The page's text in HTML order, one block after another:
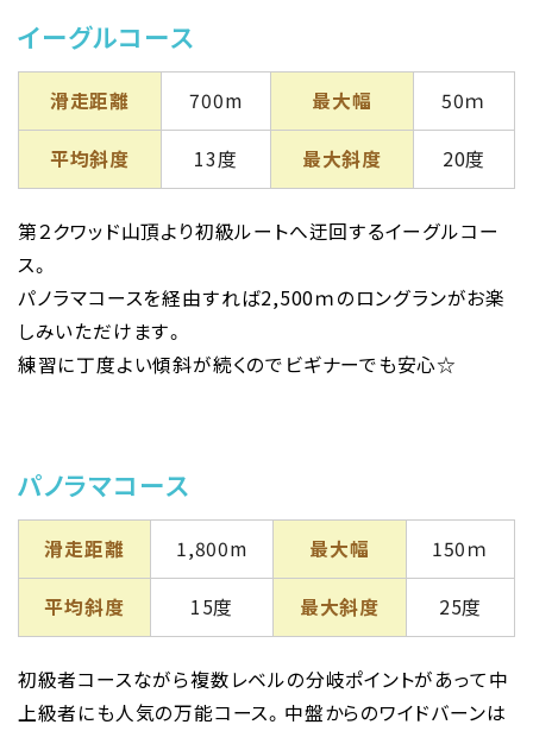
イーグルコース
滑走距離 700m 最大幅 50ｍ
平均斜度 13度 最大斜度 20度
第２クワッド山頂より初級ルートへ迂回するイーグルコー
ス。
パノラマコースを経由すれば2,500ｍのロングランがお楽
しみいただけます。
練習に丁度よい傾斜が続くのでビギナーでも安心☆
パノラマコース
滑走距離 1,800m 最大幅 150ｍ
平均斜度 15度 最大斜度 25度
初級者コースながら複数レベルの分岐ポイントがあって中
上級者にも人気の万能コース。中盤からのワイドバーンは